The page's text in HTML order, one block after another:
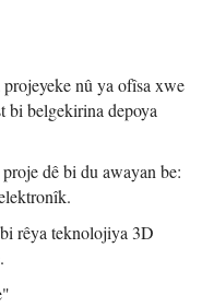
nû ya ofîsa xwe
bi belgekirina depoya
dê bi du awayan be:
rêya teknolojiya 3D